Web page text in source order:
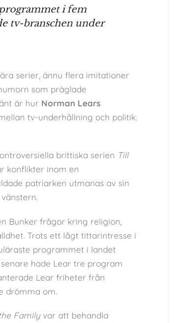
i fem
tv-branschen under
serier, ännu flera imitationer
som präglade
är hur Norman Lears
tv-underhållning och politik.
brittiska serien Till
konflikter inom en
patriarken utmanas av sin
Bunker frågor kring religion,
Trots ett lågt tittarintresse i
programmet i landet
hade Lear tre program
Lear friheter från
drömma om.
Familyvar att behandla